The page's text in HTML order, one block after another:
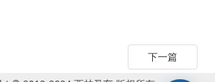
下一篇